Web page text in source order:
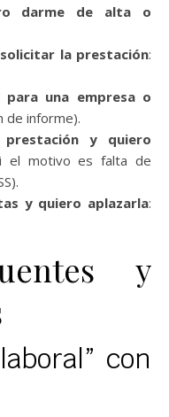
darme de alta o
la prestación:
una empresa o
de informe).
y quiero
el motivo es falta de
y quiero aplazarla:
y
con